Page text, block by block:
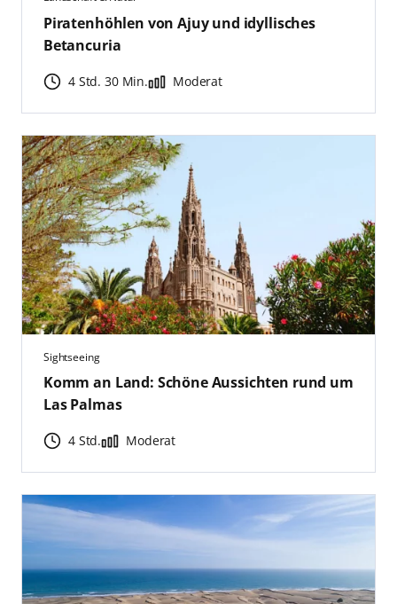
Piratenhöhlen von Ajuy und idyllisches
Betancuria
4 Std. 30 Min. Moderat
Sightseeing
Komm an Land: Schöne Aussichten rund um
Las Palmas
4 Std. Moderat